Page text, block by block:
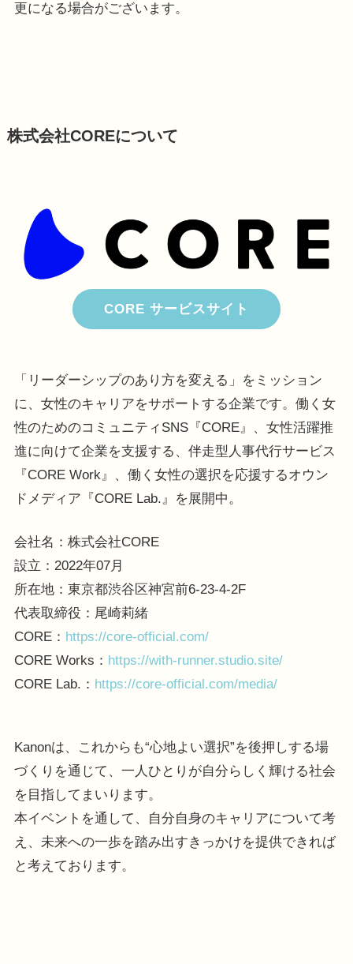
更になる場合がございます。
株式会社COREについて
CORE サービスサイト
「リーダーシップのあり方を変える」をミッション
に、女性のキャリアをサポートする企業です。働く女
性のためのコミュニティSNS『CORE』、女性活躍推
進に向けて企業を支援する、伴走型人事代行サービス
『CORE Work』、働く女性の選択を応援するオウン
ドメディア『CORE Lab.』を展開中。
会社名：株式会社CORE
設立：2022年07月
所在地：東京都渋谷区神宮前6-23-4-2F
代表取締役：尾崎莉緒
CORE： https://core-official.com/
CORE Works： https://with-runner.studio.site/
CORE Lab.： https://core-official.com/media/
Kanonは、これからも“心地よい選択”を後押しする場
づくりを通じて、一人ひとりが自分らしく輝ける社会
を目指してまいります。
本イベントを通して、自分自身のキャリアについて考
え、未来への一歩を踏み出すきっかけを提供できれば
と考えております。